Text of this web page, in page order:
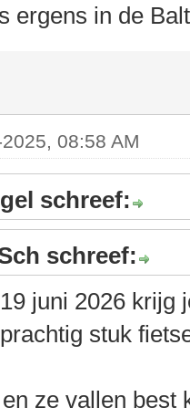
ergens in de
08:58 AM
schreef:
schreef:
juni 2026 krijg
stuk
ze vallen best